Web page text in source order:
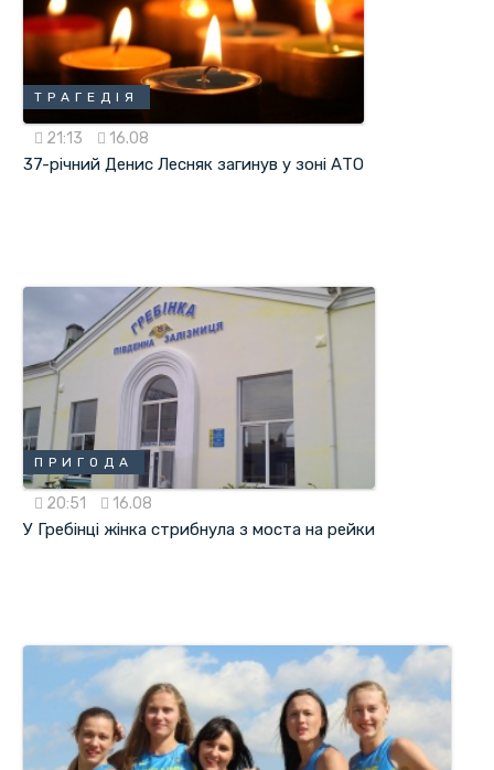
ТРАГЕДІЯ
21:13 16.08
37-річний Денис Лесняк загинув у зоні АТО
ПРИГОДА
20:51 16.08
У Гребінці жінка стрибнула з моста на рейки